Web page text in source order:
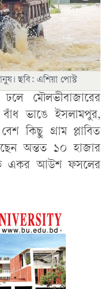
ছবি: এশিয়া পোস্ট
মৌলভীবাজারের
ভাঙে ইসলামপুর,
কিছু গ্রাম প্লাবিত
অন্তত ১০ হাজার
একর আউশ ফসলের